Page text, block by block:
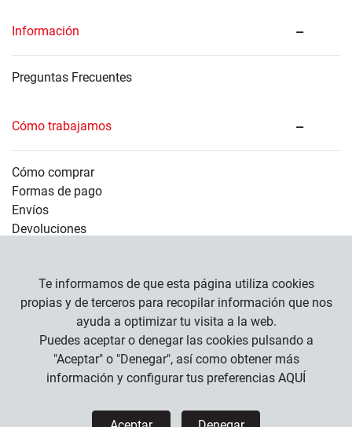
Información
Preguntas Frecuentes
Cómo trabajamos
Cómo comprar
Formas de pago
Envíos
Devoluciones
Información legal
Condiciones Generales
Política de Privacidad
Política de Cookies
Te informamos de que esta página utiliza cookies
propias y de terceros para recopilar información que nos
ayuda a optimizar tu visita a la web.
Puedes aceptar o denegar las cookies pulsando a
"Aceptar" o "Denegar", así como obtener más
información y configurar tus preferencias AQUÍ